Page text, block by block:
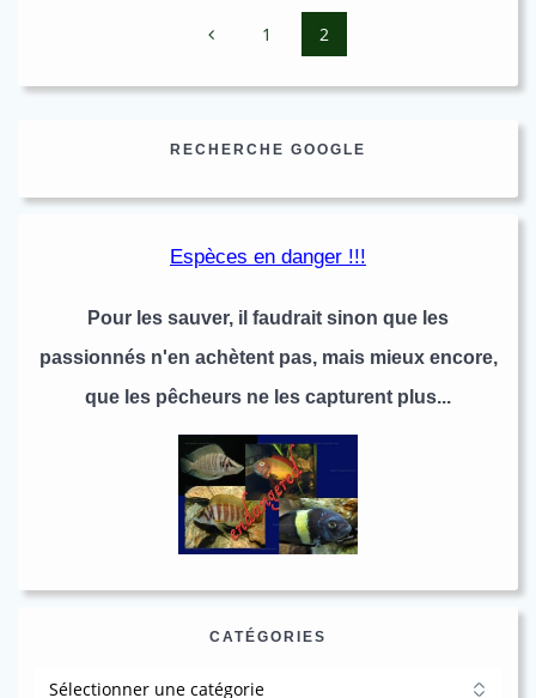
sein
Page
1 Page
2
RECHERCHE GOOGLE
Espèces en danger !!!
Pour les sauver, il faudrait sinon que les
passionnés n'en achètent pas, mais mieux encore,
que les pêcheurs ne les capturent plus...
CATÉGORIES